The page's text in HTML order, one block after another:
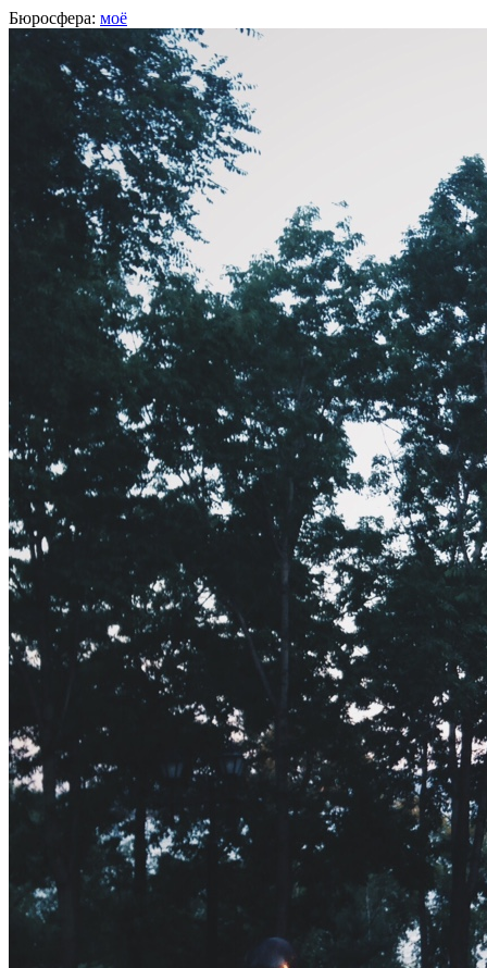
Бюросфера: моё
Тимур Зарудный
редактор, документальный режиссер, Хабаровск
О себе
Советы
Подборки
Дизайн-собака
Сертификат Школы редакторов
Пишу легко, снимаю просто.
http://niceandeasy.me